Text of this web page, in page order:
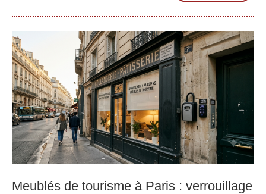
Meublés de tourisme à Paris : verrouillage